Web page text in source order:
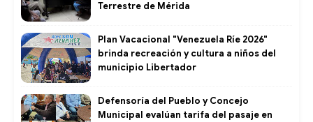
Terrestre de Mérida
Plan Vacacional "Venezuela Ríe 2026"
brinda recreación y cultura a niños del
municipio Libertador
Defensoría del Pueblo y Concejo
Municipal evalúan tarifa del pasaje en